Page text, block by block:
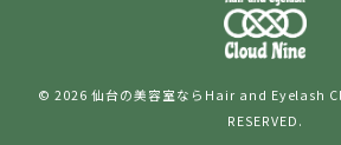
© 2026 仙台の美容室ならHair and Eyelash
RESERVED.